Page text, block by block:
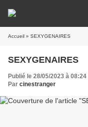
Accueil » SEXYGENAIRES
SEXYGENAIRES
Publié le 28/05/2023 à 08:24
Par cinestranger